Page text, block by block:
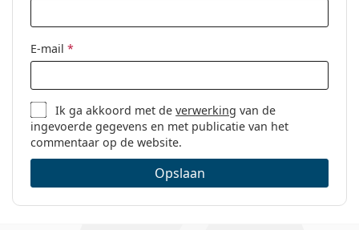
E-mail *
Ik ga akkoord met deverwerking van de
ingevoerde gegevens en met publicatie van het
commentaar op de website.
Opslaan